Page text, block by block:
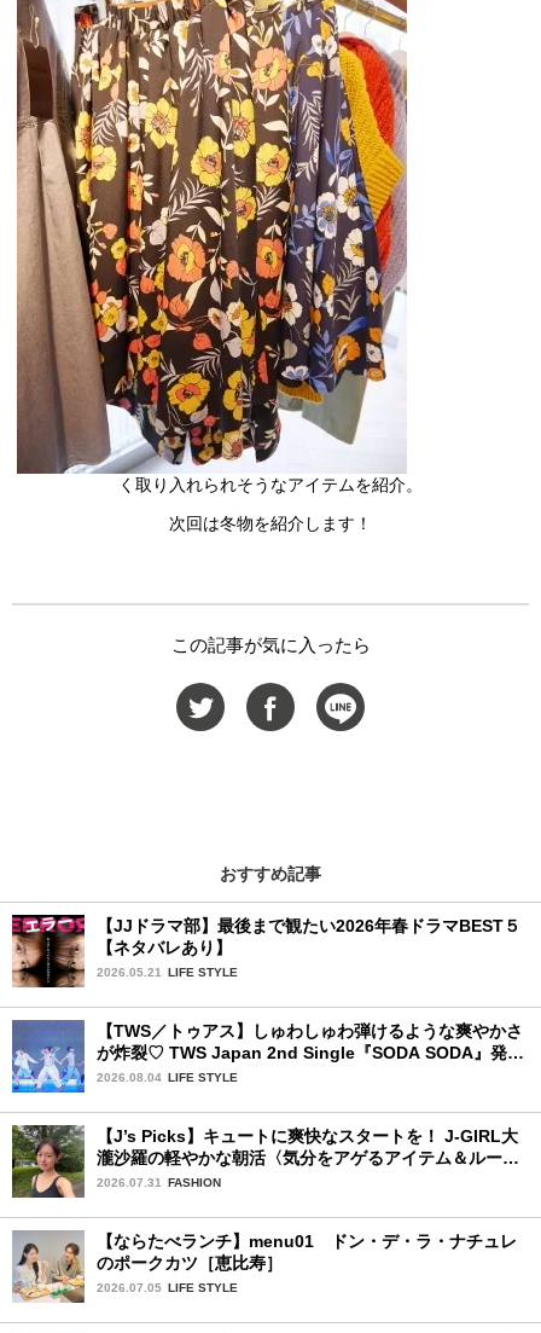
く取り入れられそうなアイテムを紹介。
次回は冬物を紹介します！
この記事が気に入ったら
おすすめ記事
【JJドラマ部】最後まで観たい2026年春ドラマBEST５
【ネタバレあり】
2026.05.21 LIFE STYLE
【TWS／トゥアス】しゅわしゅわ弾けるような爽やかさ
が炸裂♡ TWS Japan 2nd Single『SODA SODA』発売
記念SPECIAL SHOWCASEを詳細レポ
2026.08.04 LIFE STYLE
【J’s Picks】キュートに爽快なスタートを！ J-GIRL大
瀧沙羅の軽やかな朝活〈気分をアゲるアイテム＆ルーテ
ィーン〉
2026.07.31 FASHION
【ならたべランチ】menu01 ドン・デ・ラ・ナチュレ
のポークカツ［恵比寿］
2026.07.05 LIFE STYLE